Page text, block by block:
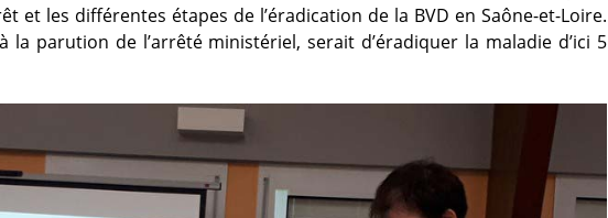
et les différentes étapes de l’éradication de la BVD en Saône-et-Loire.
la parution de l’arrêté ministériel, serait d’éradiquer la maladie d’ici 5